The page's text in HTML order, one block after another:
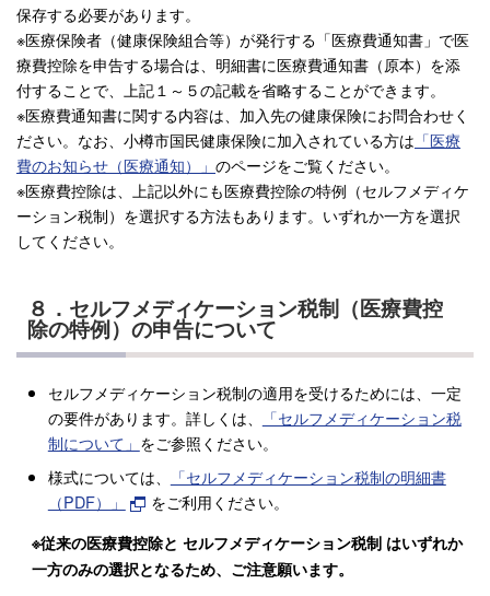
保存する必要があります。
※医療保険者（健康保険組合等）が発行する「医療費通知書」で医
療費控除を申告する場合は、明細書に医療費通知書（原本）を添
付することで、上記１～５の記載を省略することができます。
※医療費通知書に関する内容は、加入先の健康保険にお問合わせく
ださい。なお、小樽市国民健康保険に加入されている方は 「医療
費のお知らせ（医療通知）」 のページをご覧ください。
※医療費控除は、上記以外にも医療費控除の特例（セルフメディケ
ーション税制）を選択する方法もあります。いずれか一方を選択
してください。
８．セルフメディケーション税制（医療費控
除の特例）の申告について
セルフメディケーション税制の適用を受けるためには、一定
の要件があります。詳しくは、
「セルフメディケーション税
制について」 をご参照ください。
様式については、
「セルフメディケーション税制の明細書
（PDF）」
をご利用ください。
※従来の医療費控除と セルフメディケーション税制 はいずれか
一方のみの選択となるため、ご注意願います。